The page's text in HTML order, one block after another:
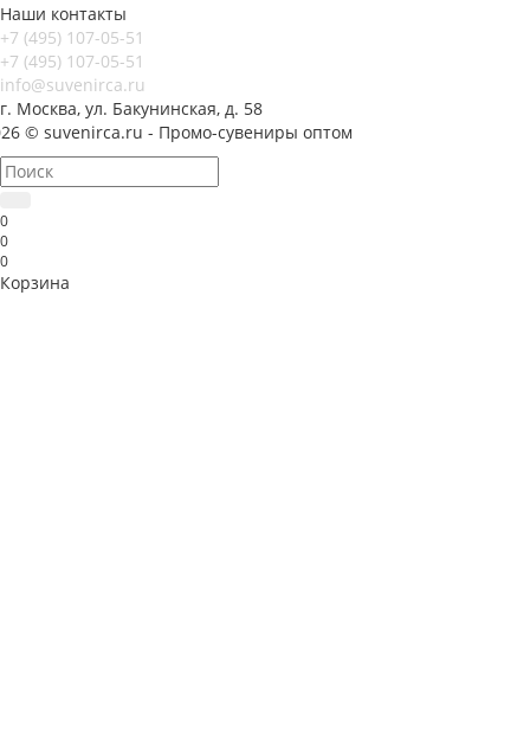
Наши контакты
+7 (495) 107-05-51
+7 (495) 107-05-51
info@suvenirca.ru
г. Москва, ул. Бакунинская, д. 58
© suvenirca.ru - Промо-сувениры оптом
0
0
0
Корзина